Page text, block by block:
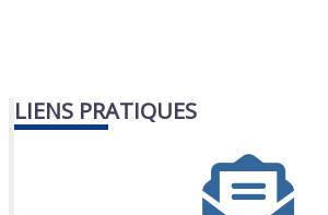
LIENS PRATIQUES